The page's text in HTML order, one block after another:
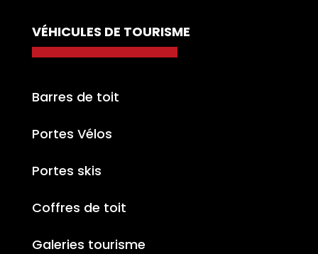
VÉHICULES DE TOURISME
Barres de toit
Portes Vélos
Portes skis
Coffres de toit
Galeries tourisme